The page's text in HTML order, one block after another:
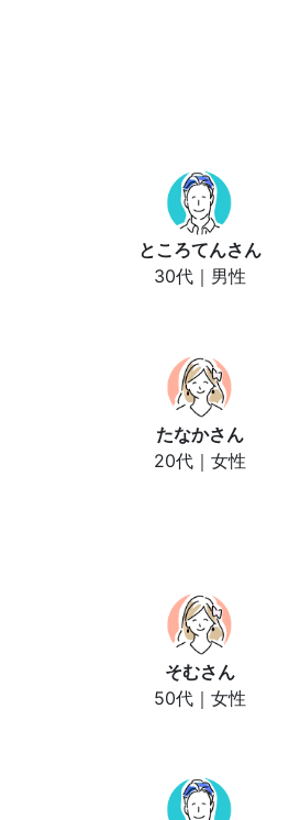
ところてんさん
30代｜男性
たなかさん
20代｜女性
そむさん
50代｜女性